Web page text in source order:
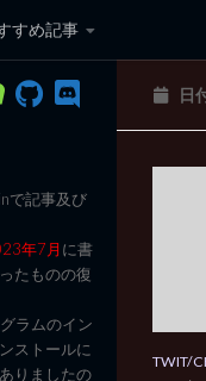
すめ記事
ピュー
日
TWIT/
で記事及び
年7月に書
たものの復
ラムのイン
ストールに
りましたの